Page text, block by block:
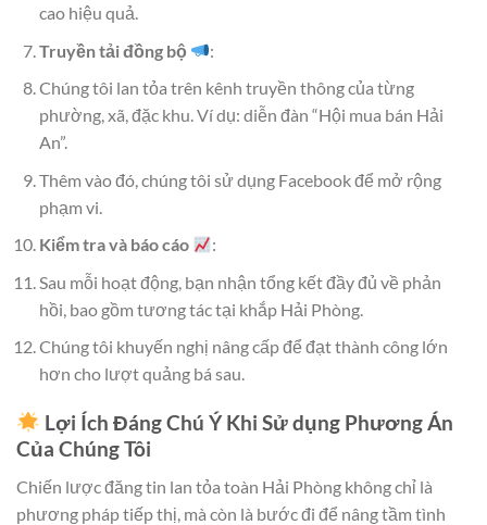
cao hiệu quả.
Truyền tải đồng bộ
:
Chúng tôi lan tỏa trên kênh truyền thông của từng
phường, xã, đặc khu. Ví dụ: diễn đàn “Hội mua bán Hải
An”.
Thêm vào đó, chúng tôi sử dụng Facebook để mở rộng
phạm vi.
Kiểm tra và báo cáo
:
Sau mỗi hoạt động, bạn nhận tổng kết đầy đủ về phản
hồi, bao gồm tương tác tại khắp Hải Phòng.
Chúng tôi khuyến nghị nâng cấp để đạt thành công lớn
hơn cho lượt quảng bá sau.
Lợi Ích Đáng Chú Ý Khi Sử dụng Phương Án
Của Chúng Tôi
Chiến lược đăng tin lan tỏa toàn Hải Phòng không chỉ là
phương pháp tiếp thị, mà còn là bước đi để nâng tầm tình